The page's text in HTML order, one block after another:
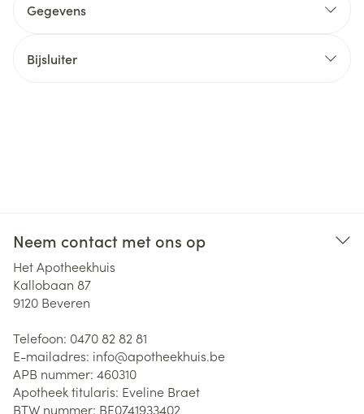
Gegevens
Bijsluiter
Neem contact met ons op
Het Apotheekhuis
Kallobaan 87
9120 Beveren
Telefoon: 0470 82 82 81
E-mailadres: info@apotheekhuis.be
APB nummer: 460310
Apotheek titularis: Eveline Braet
BTW nummer: BE0741933402